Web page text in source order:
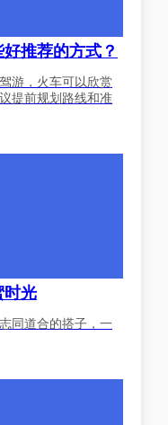
推荐的方式？
游，火车可以欣赏
提前规划路线和准
时光
同道合的搭子，一